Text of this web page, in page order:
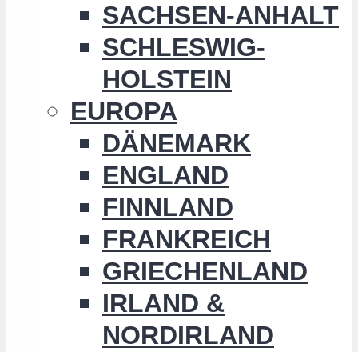
SACHSEN-ANHALT
SCHLESWIG-
HOLSTEIN
EUROPA
DÄNEMARK
ENGLAND
FINNLAND
FRANKREICH
GRIECHENLAND
IRLAND &
NORDIRLAND